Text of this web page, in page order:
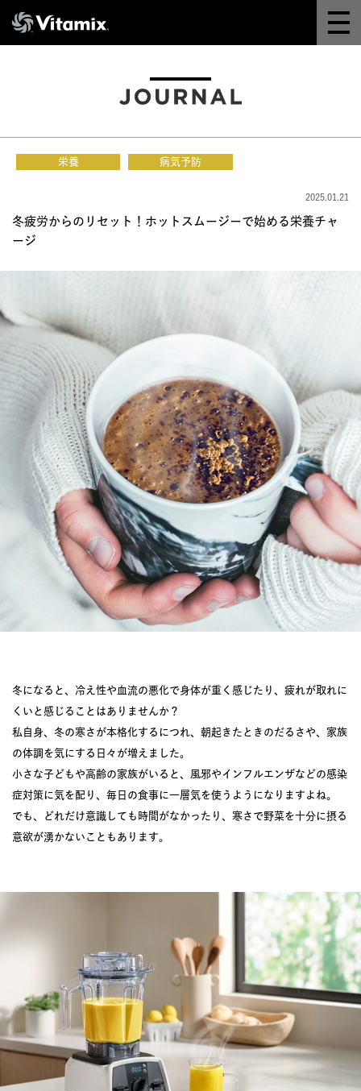
オンラインストア
レシピ
よくある質問
製品情報
レビュー
栄養 病気予防
2025.01.21
冬疲労からのリセット！ホットスムージーで始める栄養チャ
ージ
冬になると、冷え性や血流の悪化で身体が重く感じたり、疲れが取れに
くいと感じることはありませんか？
私自身、冬の寒さが本格化するにつれ、朝起きたときのだるさや、家族
の体調を気にする日々が増えました。
小さな子どもや高齢の家族がいると、風邪やインフルエンザなどの感染
症対策に気を配り、毎日の食事に一層気を使うようになりますよね。
でも、どれだけ意識しても時間がなかったり、寒さで野菜を十分に摂る
意欲が湧かないこともあります。